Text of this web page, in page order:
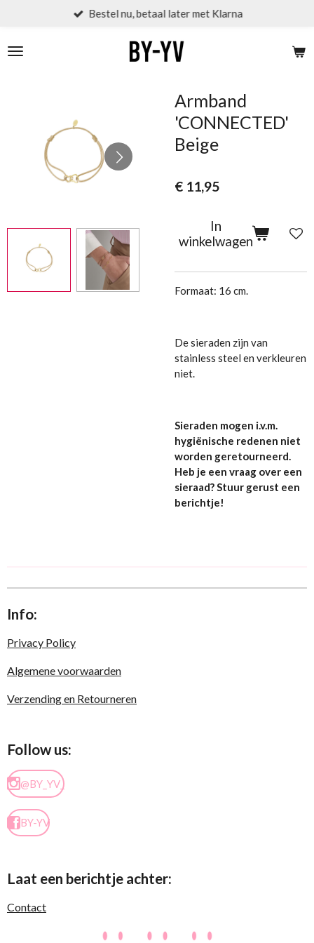
naar
de
Bestel nu, betaal later met Klarna
Armband
'CONNECTED'
Beige
€ 11,95
In
winkelwagen
Formaat: 16 cm.
De sieraden zijn van
stainless steel en verkleuren
niet.
Sieraden mogen i.v.m.
hygiënische redenen niet
worden geretourneerd.
Heb je een vraag over een
sieraad? Stuur gerust een
berichtje!
Info:
Privacy Policy
Algemene voorwaarden
Verzending en Retourneren
Follow us:
@BY_YV_
BY-YV
Laat een berichtje achter:
Contact